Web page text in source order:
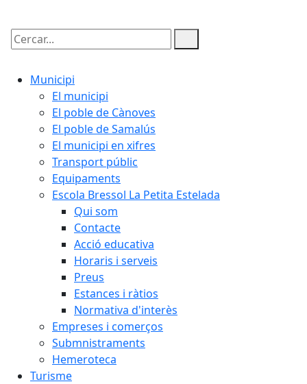
Cercar:
Municipi
El municipi
El poble de Cànoves
El poble de Samalús
El municipi en xifres
Transport públic
Equipaments
Escola Bressol La Petita Estelada
Qui som
Contacte
Acció educativa
Horaris i serveis
Preus
Estances i ràtios
Normativa d'interès
Empreses i comerços
Submnistraments
Hemeroteca
Turisme